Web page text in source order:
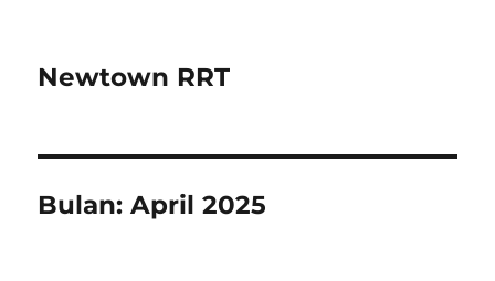
Newtown RRT
Bulan:April 2025